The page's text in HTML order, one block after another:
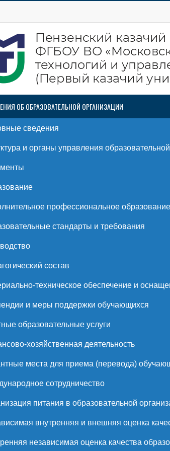
ОБ ОБРАЗОВАТЕЛЬНОЙ ОРГАНИЗАЦИИ
сведения
и органы управления
профессиональное образование
стандарты и требования
состав
техническое обеспечение и
и меры поддержки обучающихся
образовательные услуги
хозяйственная деятельность
места для приема (перевода)
сотрудничество
питания в образовательной
внутренняя и внешняя оценка
независимая оценка качества